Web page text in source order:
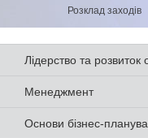
Розклад заходів
Лідерство та розвиток
Менеджмент
Основи бізнес-